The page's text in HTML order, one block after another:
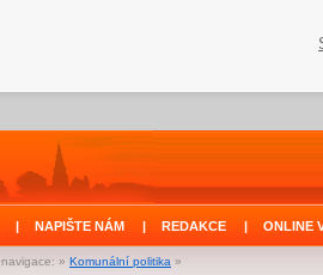
| NAPIŠTE NÁM | REDAKCE | ONLINE
navigace: » Komunální politika »